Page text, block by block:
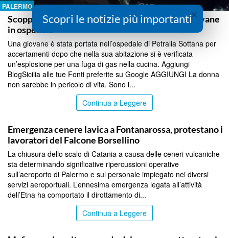
PALERMO
Scoppia la cucina in un appartamento a Blufi, giovane
in ospedale
Una giovane è stata portata nell’ospedale di Petralia Sottana per
accertamenti dopo che nella sua abitazione si è verificata
un’esplosione per una fuga di gas nella cucina. Aggiungi
BlogSicilia alle tue Fonti preferite su Google AGGIUNGI La donna
non sarebbe in pericolo di vita. Sono i...
Continua a Leggere
Emergenza cenere lavica a Fontanarossa, protestano i
lavoratori del Falcone Borsellino
La chiusura dello scalo di Catania a causa delle ceneri vulcaniche
sta determinando significative ripercussioni operative
sull’aeroporto di Palermo e sul personale impiegato nei diversi
servizi aeroportuali. L’ennesima emergenza legata all’attività
dell’Etna ha comportato il dirottamento di...
Continua a Leggere
×
Scopri le notizie più importanti